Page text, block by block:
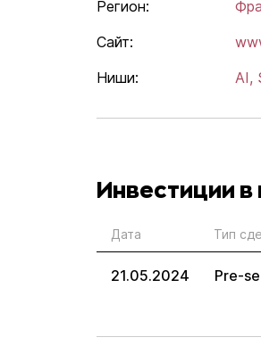
Регион:
Сайт:
Ниши:
AI,
Инвестиции
Дата Тип
21.05.2024 Pre-